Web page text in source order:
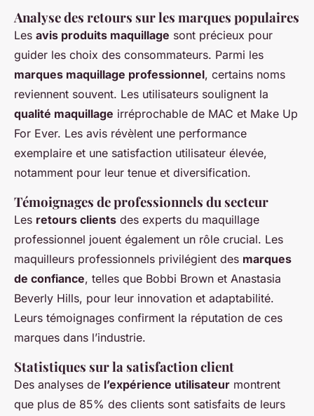
Analyse des retours sur les marques populaires
Les avis produits maquillage sont précieux pour
guider les choix des consommateurs. Parmi les
marques maquillage professionnel, certains noms
reviennent souvent. Les utilisateurs soulignent la
qualité maquillage irréprochable de MAC et Make Up
For Ever. Les avis révèlent une performance
exemplaire et une satisfaction utilisateur élevée,
notamment pour leur tenue et diversification.
Témoignages de professionnels du secteur
Les retours clients des experts du maquillage
professionnel jouent également un rôle crucial. Les
maquilleurs professionnels privilégient des marques
de confiance, telles que Bobbi Brown et Anastasia
Beverly Hills, pour leur innovation et adaptabilité.
Leurs témoignages confirment la réputation de ces
marques dans l’industrie.
Statistiques sur la satisfaction client
Des analyses de l’expérience utilisateur montrent
que plus de 85% des clients sont satisfaits de leurs